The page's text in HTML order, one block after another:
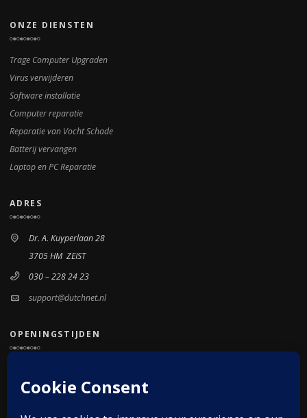
ONZE DIENSTEN
Trage Computer Upgraden
Virus verwijderen
Software installatie
Computer reparatie
Reparatie van Vocht Schade
Batterij vervangen
Laptop en PC Reparatie
ADRES
Dr. A. Kuyperlaan 28
3705 HM ZEIST
030 – 228 24 23
support@dutchnet.nl
OPENINGSTIJDEN
Zaterdag/Zondag